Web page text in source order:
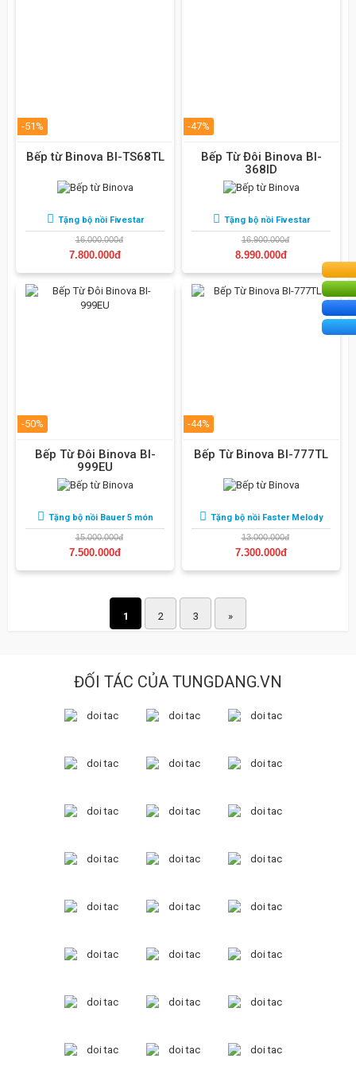
-51%
Bếp từ Binova BI-TS68TL
Tặng bộ nồi Fivestar
16.000.000đ
7.800.000đ
-47%
Bếp Từ Đôi Binova BI-
368ID
Tặng bộ nồi Fivestar
16.900.000đ
8.990.000đ
-50%
Bếp Từ Đôi Binova BI-
999EU
Tặng bộ nồi Bauer 5 món
15.000.000đ
7.500.000đ
-44%
Bếp Từ Binova BI-777TL
Tặng bộ nồi Faster Melody
13.000.000đ
7.300.000đ
1 2 3 »
ĐỐI TÁC CỦA TUNGDANG.VN